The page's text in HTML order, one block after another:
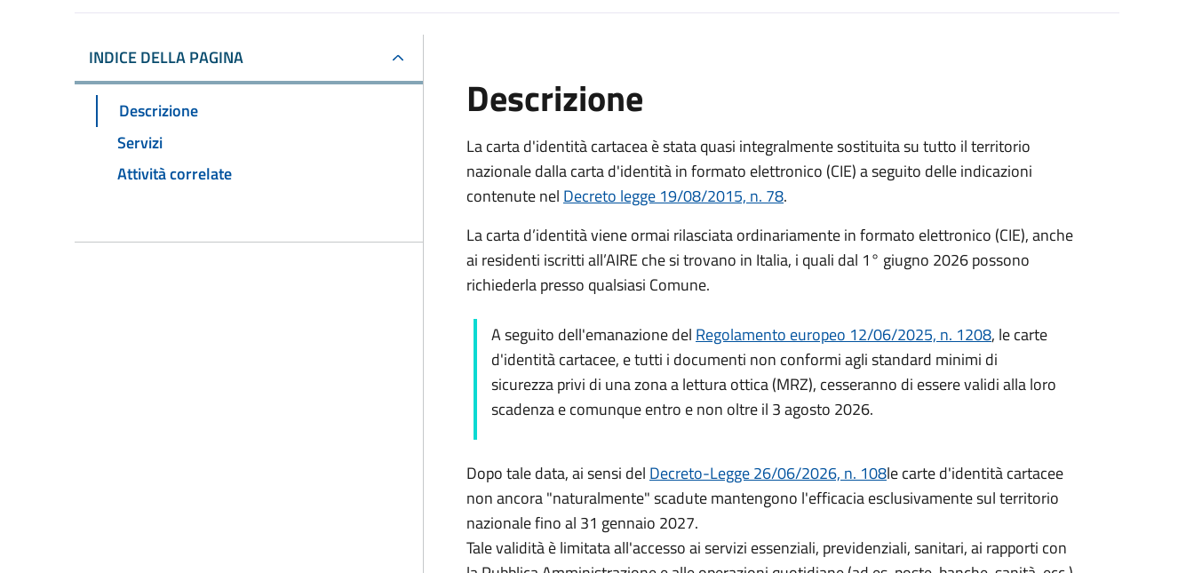
INDICE DELLA PAGINA
Descrizione
Servizi
Attività correlate
Descrizione
La carta d'identità cartacea è stata quasi integralmente sostituita su tutto il territorio
nazionale dalla carta d'identità in formato elettronico (CIE) a seguito delle indicazioni
contenute nel Decreto legge 19/08/2015, n. 78.
La carta d’identità viene ormai rilasciata ordinariamente in formato elettronico (CIE), anche
ai residenti iscritti all’AIRE che si trovano in Italia, i quali dal 1° giugno 2026 possono
richiederla presso qualsiasi Comune.
A seguito dell'emanazione del Regolamento europeo 12/06/2025, n. 1208, le carte
d'identità cartacee, e tutti i documenti non conformi agli standard minimi di
sicurezza privi di una zona a lettura ottica (MRZ), cesseranno di essere validi alla loro
scadenza e comunque entro e non oltre il 3 agosto 2026.
Dopo tale data, ai sensi del Decreto-Legge 26/06/2026, n. 108le carte d'identità cartacee
non ancora "naturalmente" scadute mantengono l'efficacia esclusivamente sul territorio
nazionale fino al 31 gennaio 2027.
Tale validità è limitata all'accesso ai servizi essenziali, previdenziali, sanitari, ai rapporti con